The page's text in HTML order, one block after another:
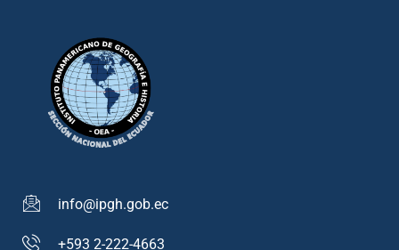
info@ipgh.gob.ec
+593 2-222-4663